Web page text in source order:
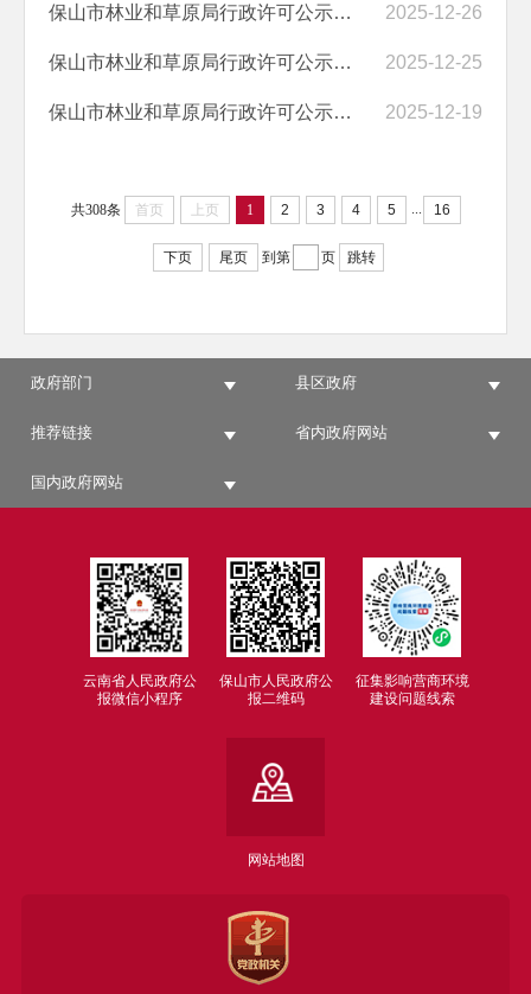
保山市林业和草原局行政许可公示（2025－12.26） 2025-12-26
保山市林业和草原局行政许可公示（2025－12.24） 2025-12-25
保山市林业和草原局行政许可公示（2025－12.19） 2025-12-19
共308条 首页 上页 1 2 3 4 5 ... 16
下页 尾页 到第 页 跳转
政府部门 县区政府
推荐链接 省内政府网站
国内政府网站
云南省人民政府公
报微信小程序
保山市人民政府公
报二维码
征集影响营商环境
建设问题线索
网站地图